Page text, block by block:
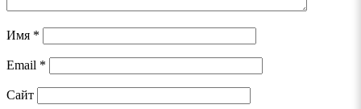
Имя *
Email *
Сайт